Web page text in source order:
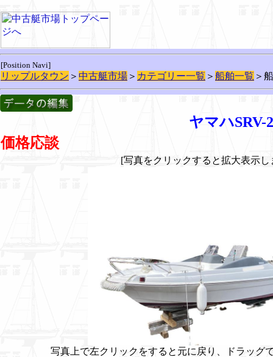
[Position Navi]
リップルタウン ＞ 中古艇市場 ＞ カテゴリー一覧 ＞ 船舶一覧 ＞
ヤマハSRV-
価格応談
[写真をクリックすると拡大表示し
写真上で左クリックをすると元に戻り、ドラッグ